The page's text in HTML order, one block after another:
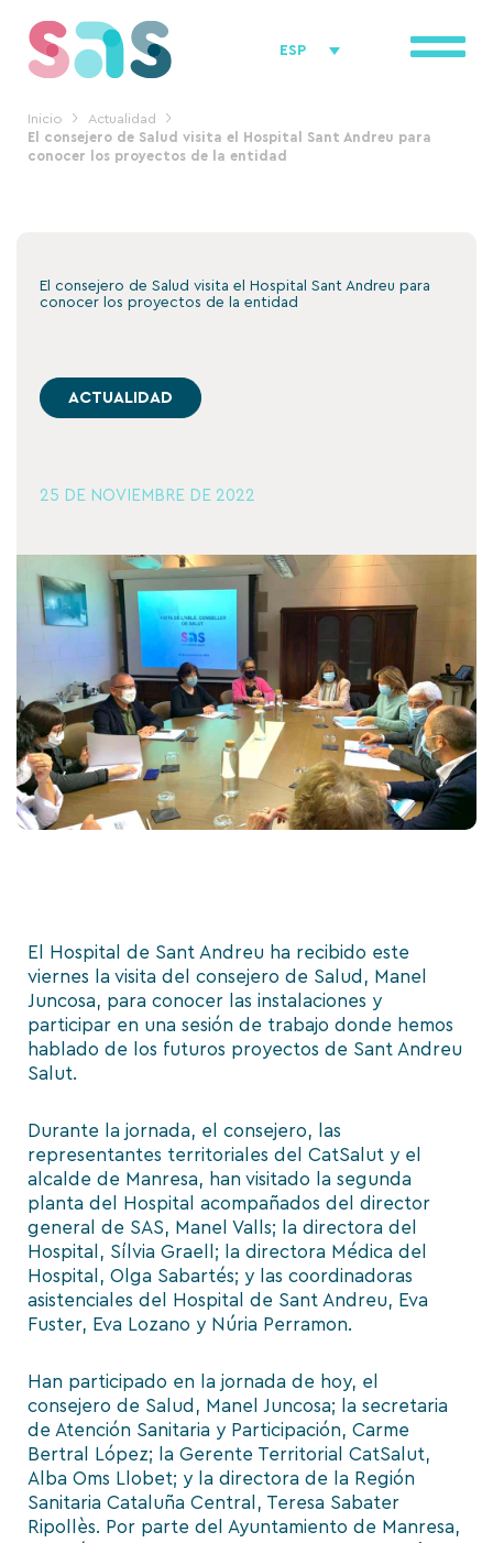
contenido
ESP
Inicio
Actualidad
El consejero de Salud visita el Hospital Sant Andreu para
conocer los proyectos de la entidad
El consejero de Salud visita el Hospital Sant Andreu para
conocer los proyectos de la entidad
ACTUALIDAD
25 DE NOVIEMBRE DE 2022
El Hospital de Sant Andreu ha recibido este
viernes la visita del consejero de Salud, Manel
Juncosa, para conocer las instalaciones y
participar en una sesión de trabajo donde hemos
hablado de los futuros proyectos de Sant Andreu
Salut.
Durante la jornada, el consejero, las
representantes territoriales del CatSalut y el
alcalde de Manresa, han visitado la segunda
planta del Hospital acompañados del director
general de SAS, Manel Valls; la directora del
Hospital, Sílvia Graell; la directora Médica del
Hospital, Olga Sabartés; y las coordinadoras
asistenciales del Hospital de Sant Andreu, Eva
Fuster, Eva Lozano y Núria Perramon.
Han participado en la jornada de hoy, el
consejero de Salud, Manel Juncosa; la secretaria
de Atención Sanitaria y Participación, Carme
Bertral López; la Gerente Territorial CatSalut,
Alba Oms Llobet; y la directora de la Región
Sanitaria Cataluña Central, Teresa Sabater
Ripollès. Por parte del Ayuntamiento de Manresa,